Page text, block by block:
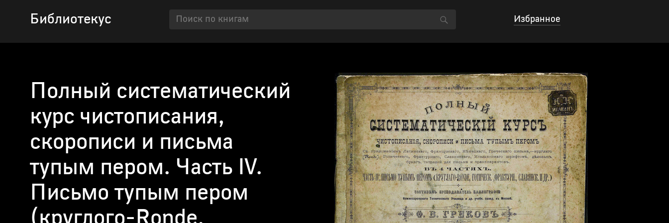
Библиотекус Избранное
Полный систематический
курс чистописания,
скорописи и письма
тупым пером. Часть IV.
Письмо тупым пером